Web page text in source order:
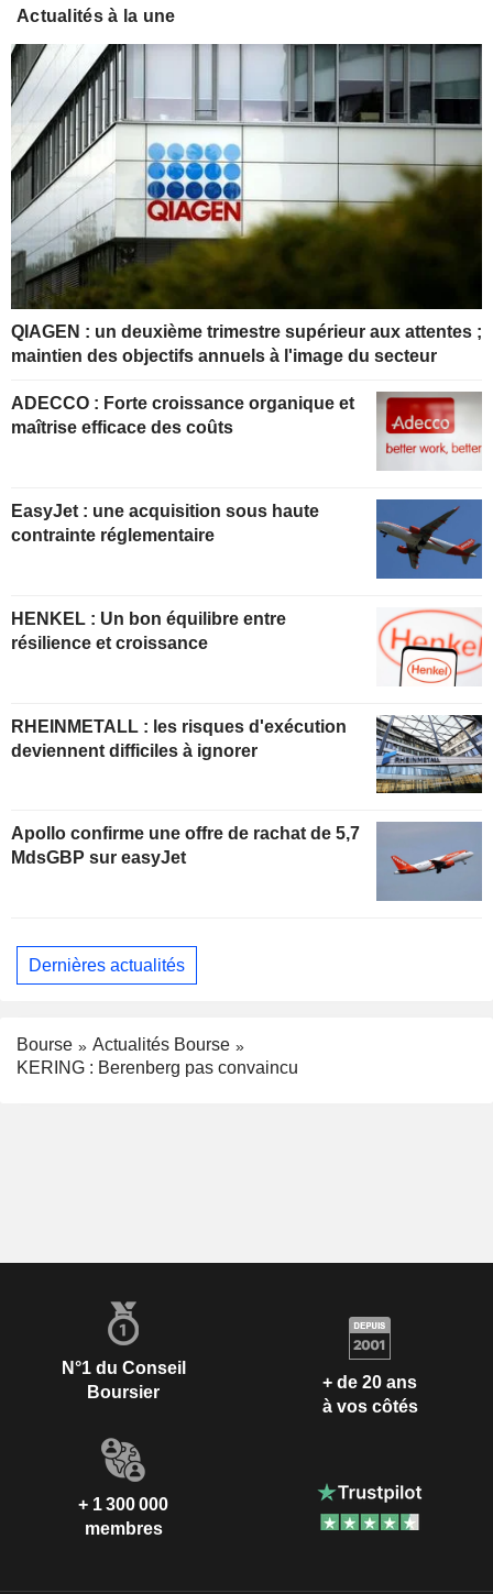
Actualités à la une
QIAGEN : un deuxième trimestre supérieur aux attentes ;
maintien des objectifs annuels à l'image du secteur
ADECCO : Forte croissance organique et
maîtrise efficace des coûts
EasyJet : une acquisition sous haute
contrainte réglementaire
HENKEL : Un bon équilibre entre
résilience et croissance
RHEINMETALL : les risques d'exécution
deviennent difficiles à ignorer
Apollo confirme une offre de rachat de 5,7
MdsGBP sur easyJet
Dernières actualités
Bourse
Actualités Bourse
KERING : Berenberg pas convaincu
N°1 du Conseil
Boursier
+ de 20 ans
à vos côtés
+ 1 300 000
membres